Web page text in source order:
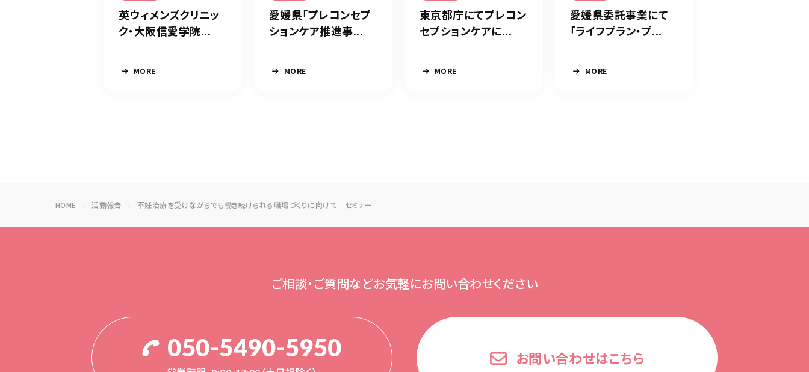
英ウィメンズクリニッ
ク・大阪信愛学院...
MORE
愛媛県「プレコンセプ
ションケア推進事...
MORE
東京都庁にてプレコン
セプションケアに...
MORE
愛媛県委託事業にて
「ライフプラン・プ...
MORE
HOME 活動報告 不妊治療を受けながらでも働き続けられる職場づくりに向けて セミナー
ご相談・ご質問などお気軽にお問い合わせください
050-5490-5950 お問い合わせはこちら